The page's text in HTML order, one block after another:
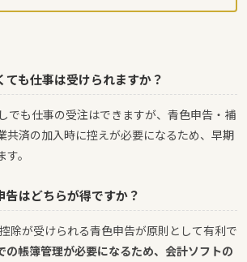
ても仕事は受けられますか？
でも仕事の受注はできますが、青色申告・補
共済の加入時に控えが必要になるため、早期
。
告はどちらが得ですか？
除が受けられる青色申告が原則として有利で
の帳簿管理が必要になるため、会計ソフトの